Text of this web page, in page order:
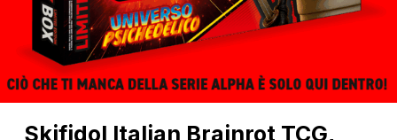
Skifidol Italian Brainrot TCG,